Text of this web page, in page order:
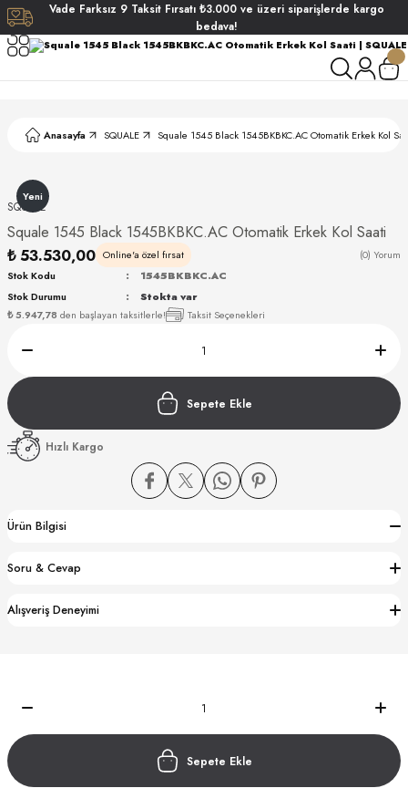
Vade Farksız 9 Taksit Fırsatı ₺3.000 ve üzeri siparişlerde kargo
bedava!
Anasayfa SQUALE Squale 1545 Black 1545BKBKC.AC Otomatik Erkek Kol
Yeni
SQUALE
Squale 1545 Black 1545BKBKC.AC Otomatik Erkek Kol Saati
₺ 53.530,00 Online'a özel fırsat (0) Yorum
₺ 5.947,78 den başlayan taksitlerle! Taksit Seçenekleri
Stok Kodu
1545BKBKC.AC
Stok Durumu
Stokta var
Sepete Ekle
Hızlı Kargo
Ürün Bilgisi
Soru & Cevap
Alışveriş Deneyimi
Sepete Ekle